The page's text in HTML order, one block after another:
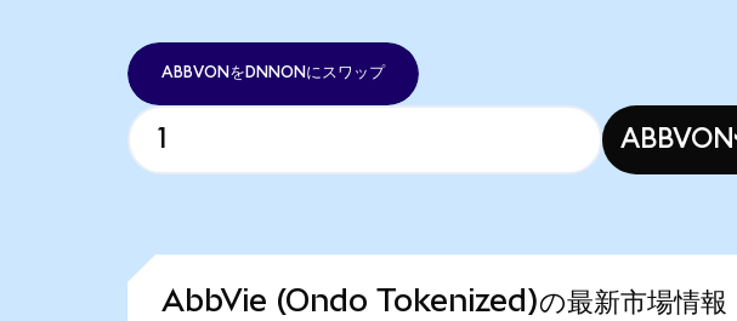
ABBVONをDNNONにスワップ
ABBVON
AbbVie (Ondo Tokenized)の最新市場情報